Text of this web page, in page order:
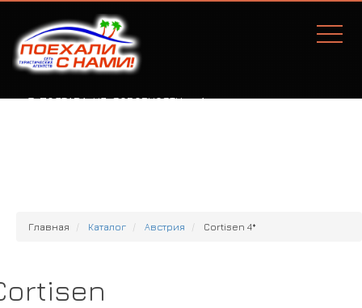
Г. ПОЛТАВА, УЛ. СОБОРНОСТИ, 77А
Главная Каталог Австрия Cortisen 4*